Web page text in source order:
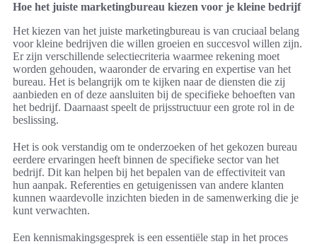
Hoe het juiste marketingbureau kiezen voor je kleine bedrijf
Het kiezen van het juiste marketingbureau is van cruciaal belang
voor kleine bedrijven die willen groeien en succesvol willen zijn.
Er zijn verschillende selectiecriteria waarmee rekening moet
worden gehouden, waaronder de ervaring en expertise van het
bureau. Het is belangrijk om te kijken naar de diensten die zij
aanbieden en of deze aansluiten bij de specifieke behoeften van
het bedrijf. Daarnaast speelt de prijsstructuur een grote rol in de
beslissing.
Het is ook verstandig om te onderzoeken of het gekozen bureau
eerdere ervaringen heeft binnen de specifieke sector van het
bedrijf. Dit kan helpen bij het bepalen van de effectiviteit van
hun aanpak. Referenties en getuigenissen van andere klanten
kunnen waardevolle inzichten bieden in de samenwerking die je
kunt verwachten.
Een kennismakingsgesprek is een essentiële stap in het proces